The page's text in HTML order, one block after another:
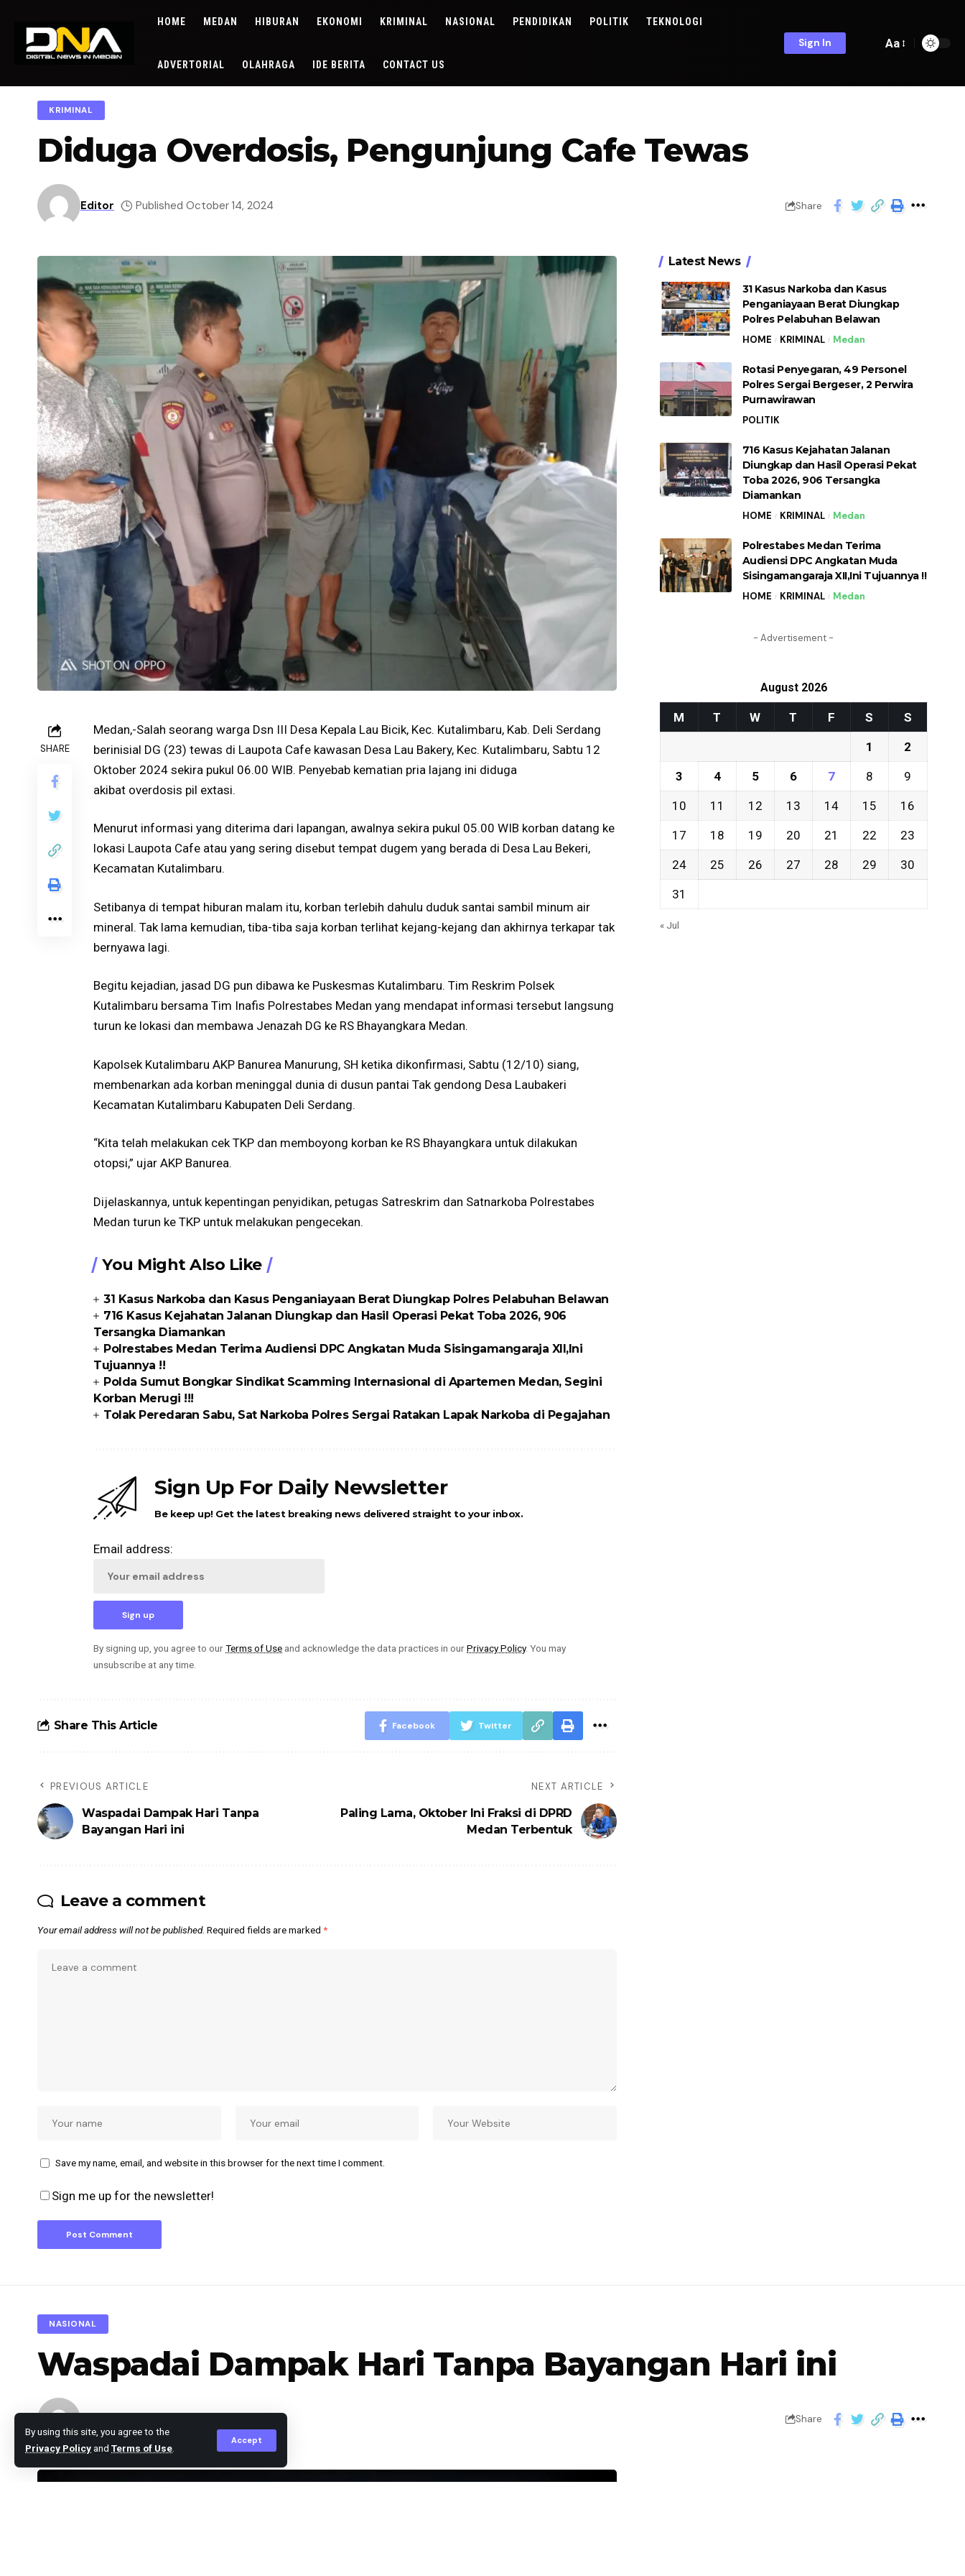
By using this site, you agree to the
Privacy Policyand Terms of Use
Accept
HOME MEDAN HIBURAN EKONOMI KRIMINAL NASIONAL PENDIDIKAN POLITIK TEKNOLOGI
ADVERTORIAL OLAHRAGA IDE BERITA CONTACT US
Sign In Aa
KRIMINAL
Diduga Overdosis, Pengunjung Cafe Tewas
Editor Published October 14, 2024 Share
SHARE
Medan,-Salah seorang warga Dsn III Desa Kepala Lau Bicik, Kec. Kutalimbaru, Kab. Deli Serdang
berinisial DG (23) tewas di Laupota Cafe kawasan Desa Lau Bakery, Kec. Kutalimbaru, Sabtu 12
Oktober 2024 sekira pukul 06.00 WIB. Penyebab kematian pria lajang ini diduga
akibat overdosis pil extasi.
Menurut informasi yang diterima dari lapangan, awalnya sekira pukul 05.00 WIB korban datang ke
lokasi Laupota Cafe atau yang sering disebut tempat dugem yang berada di Desa Lau Bekeri,
Kecamatan Kutalimbaru.
Setibanya di tempat hiburan malam itu, korban terlebih dahulu duduk santai sambil minum air
mineral. Tak lama kemudian, tiba-tiba saja korban terlihat kejang-kejang dan akhirnya terkapar tak
bernyawa lagi.
Begitu kejadian, jasad DG pun dibawa ke Puskesmas Kutalimbaru. Tim Reskrim Polsek
Kutalimbaru bersama Tim Inafis Polrestabes Medan yang mendapat informasi tersebut langsung
turun ke lokasi dan membawa Jenazah DG ke RS Bhayangkara Medan.
Kapolsek Kutalimbaru AKP Banurea Manurung, SH ketika dikonfirmasi, Sabtu (12/10) siang,
membenarkan ada korban meninggal dunia di dusun pantai Tak gendong Desa Laubakeri
Kecamatan Kutalimbaru Kabupaten Deli Serdang.
“Kita telah melakukan cek TKP dan memboyong korban ke RS Bhayangkara untuk dilakukan
otopsi,” ujar AKP Banurea.
Dijelaskannya, untuk kepentingan penyidikan, petugas Satreskrim dan Satnarkoba Polrestabes
Medan turun ke TKP untuk melakukan pengecekan.
You Might Also Like
31 Kasus Narkoba dan Kasus Penganiayaan Berat Diungkap Polres Pelabuhan Belawan
716 Kasus Kejahatan Jalanan Diungkap dan Hasil Operasi Pekat Toba 2026, 906
Tersangka Diamankan
Polrestabes Medan Terima Audiensi DPC Angkatan Muda Sisingamangaraja XII,Ini
Tujuannya !!
Polda Sumut Bongkar Sindikat Scamming Internasional di Apartemen Medan, Segini
Korban Merugi !!!
Tolak Peredaran Sabu, Sat Narkoba Polres Sergai Ratakan Lapak Narkoba di Pegajahan
Sign Up For Daily Newsletter
Be keep up! Get the latest breaking news delivered straight to your inbox.
Email address:
By signing up, you agree to ourTerms of Use and acknowledge the data practices in ourPrivacy Policy. You may
unsubscribe at any time.
Share This Article Facebook Twitter
PREVIOUS ARTICLE
Waspadai Dampak Hari Tanpa
Bayangan Hari ini
NEXT ARTICLE
Paling Lama, Oktober Ini Fraksi di DPRD
Medan Terbentuk
Leave a comment
Your email address will not be published. Required fields are marked *
Save my name, email, and website in this browser for the next time I comment.
Sign me up for the newsletter!
Latest News
31 Kasus Narkoba dan Kasus
Penganiayaan Berat Diungkap
Polres Pelabuhan Belawan
HOME KRIMINAL Medan
Rotasi Penyegaran, 49 Personel
Polres Sergai Bergeser, 2 Perwira
Purnawirawan
POLITIK
716 Kasus Kejahatan Jalanan
Diungkap dan Hasil Operasi Pekat
Toba 2026, 906 Tersangka
Diamankan
HOME KRIMINAL Medan
Polrestabes Medan Terima
Audiensi DPC Angkatan Muda
Sisingamangaraja XII,Ini Tujuannya !!
HOME KRIMINAL Medan
- Advertisement -
August 2026
M T W T F S S
1 2
3 4 5 6 7 8 9
10 11 12 13 14 15 16
17 18 19 20 21 22 23
24 25 26 27 28 29 30
31
« Jul
NASIONAL
Waspadai Dampak Hari Tanpa Bayangan Hari ini
Share